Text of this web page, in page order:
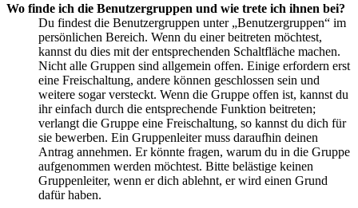
Wo finde ich die Benutzergruppen und wie trete ich ihnen bei?
Du findest die Benutzergruppen unter „Benutzergruppen“ im
persönlichen Bereich. Wenn du einer beitreten möchtest,
kannst du dies mit der entsprechenden Schaltfläche machen.
Nicht alle Gruppen sind allgemein offen. Einige erfordern erst
eine Freischaltung, andere können geschlossen sein und
weitere sogar versteckt. Wenn die Gruppe offen ist, kannst du
ihr einfach durch die entsprechende Funktion beitreten;
verlangt die Gruppe eine Freischaltung, so kannst du dich für
sie bewerben. Ein Gruppenleiter muss daraufhin deinen
Antrag annehmen. Er könnte fragen, warum du in die Gruppe
aufgenommen werden möchtest. Bitte belästige keinen
Gruppenleiter, wenn er dich ablehnt, er wird einen Grund
dafür haben.